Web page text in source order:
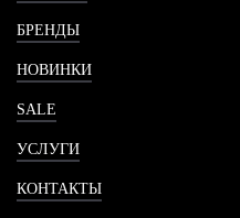
БРЕНДЫ
НОВИНКИ
SALE
УСЛУГИ
КОНТАКТЫ